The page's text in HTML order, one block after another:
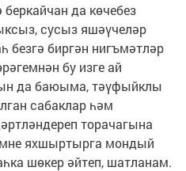
да көчебез
сусыз яшәүчеләр
безгә биргән нигъмәтләр
бу изге ай
да баюыма, тәүфыйклы
сабаклар һәм
торачагына
яхшыртырга мондый
шөкер әйтеп, шатланам.